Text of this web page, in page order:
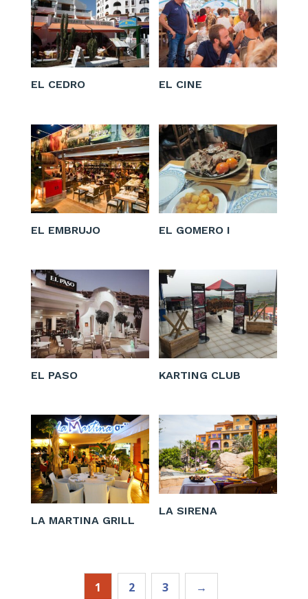
EL CEDRO EL CINE
EL EMBRUJO EL GOMERO I
EL PASO KARTING CLUB
LA MARTINA GRILL
LA SIRENA
1 2 3 →